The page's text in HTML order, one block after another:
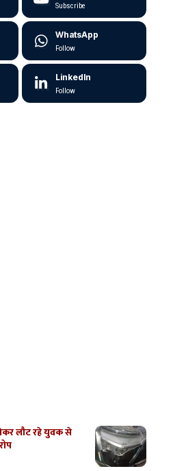
Subscribe
WhatsApp
Follow
LinkedIn
Follow
लौट रहे युवक से